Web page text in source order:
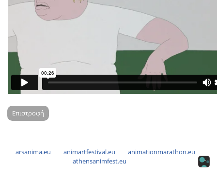
Επιστροφή
arsanima.eu animartfestival.eu
animationmarathon.eu
athensanimfest.eu